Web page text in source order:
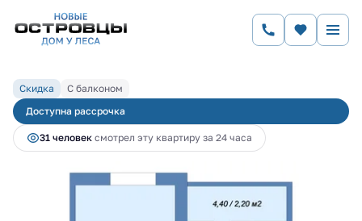
1-комнатная47.8 м
8 556 200 руб.
7 871 704 руб.
Ипотекаот 31 936 руб.
Скидка
С балконом
Доступна рассрочка
31 человек смотрел эту квартиру за 24 часа